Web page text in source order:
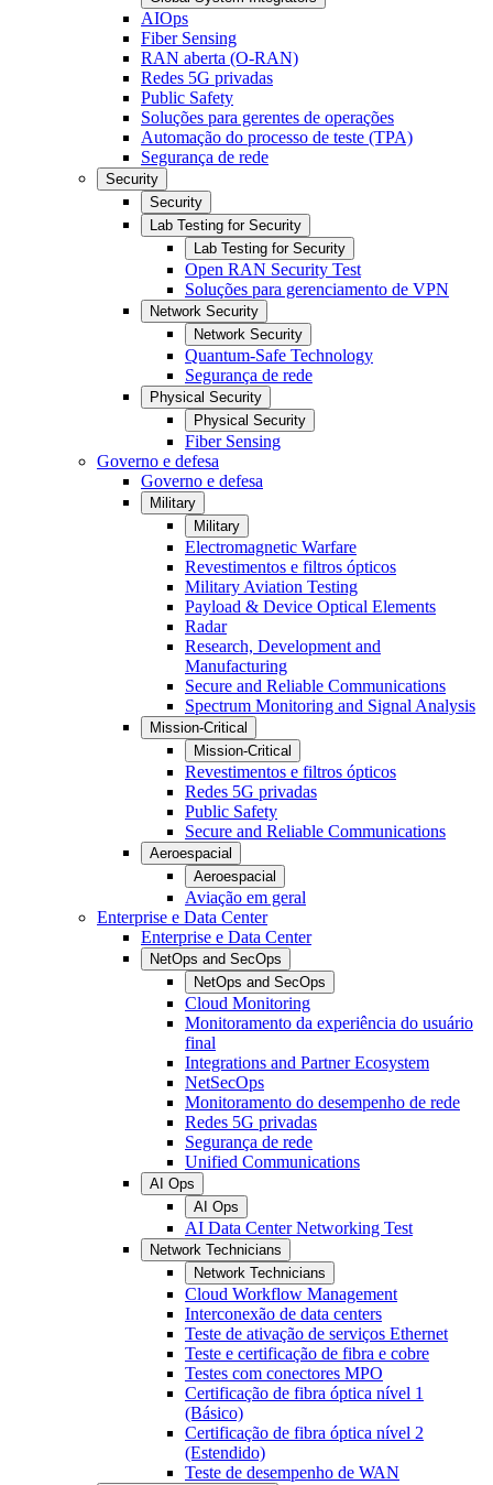
AIOps
Fiber Sensing
RAN aberta (O-RAN)
Redes 5G privadas
Public Safety
Soluções para gerentes de operações
Automação do processo de teste (TPA)
Segurança de rede
Security
Security
Lab Testing for Security
Lab Testing for Security
Open RAN Security Test
Soluções para gerenciamento de VPN
Network Security
Network Security
Quantum-Safe Technology
Segurança de rede
Physical Security
Physical Security
Fiber Sensing
Governo e defesa
Governo e defesa
Military
Military
Electromagnetic Warfare
Revestimentos e filtros ópticos
Military Aviation Testing
Payload & Device Optical Elements
Radar
Research, Development and
Manufacturing
Secure and Reliable Communications
Spectrum Monitoring and Signal Analysis
Mission-Critical
Mission-Critical
Revestimentos e filtros ópticos
Redes 5G privadas
Public Safety
Secure and Reliable Communications
Aeroespacial
Aeroespacial
Aviação em geral
Enterprise e Data Center
Enterprise e Data Center
NetOps and SecOps
NetOps and SecOps
Cloud Monitoring
Monitoramento da experiência do usuário
final
Integrations and Partner Ecosystem
NetSecOps
Monitoramento do desempenho de rede
Redes 5G privadas
Segurança de rede
Unified Communications
AI Ops
AI Ops
AI Data Center Networking Test
Network Technicians
Network Technicians
Cloud Workflow Management
Interconexão de data centers
Teste de ativação de serviços Ethernet
Teste e certificação de fibra e cobre
Testes com conectores MPO
Certificação de fibra óptica nível 1
(Básico)
Certificação de fibra óptica nível 2
(Estendido)
Teste de desempenho de WAN